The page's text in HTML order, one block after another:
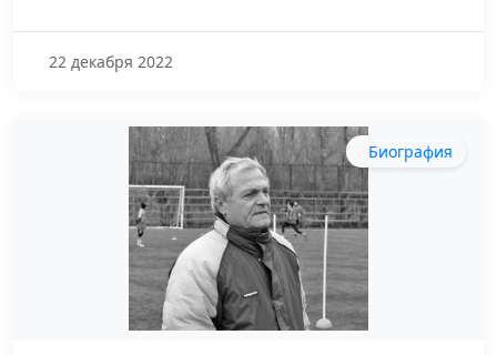
22 декабря 2022
Биография